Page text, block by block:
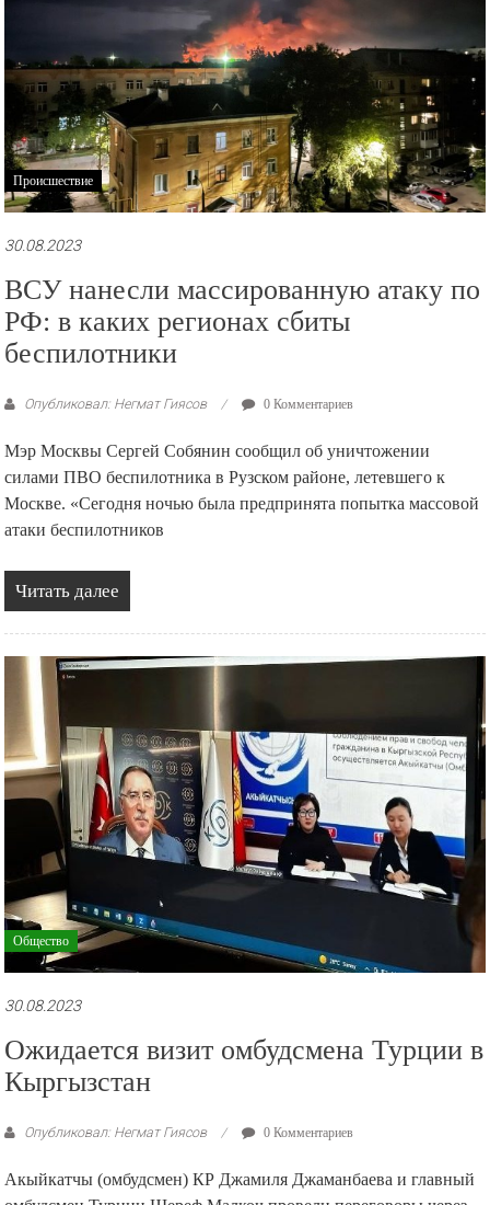
Происшествие
30.08.2023
ВСУ нанесли массированную атаку по
РФ: в каких регионах сбиты
беспилотники
Опубликовал: Негмат Гиясов 0 Комментариев
Мэр Москвы Сергей Собянин сообщил об уничтожении
силами ПВО беспилотника в Рузском районе, летевшего к
Москве. «Сегодня ночью была предпринята попытка массовой
атаки беспилотников
Читать далее
Общество
30.08.2023
Ожидается визит омбудсмена Турции в
Кыргызстан
Опубликовал: Негмат Гиясов 0 Комментариев
Акыйкатчы (омбудсмен) КР Джамиля Джаманбаева и главный